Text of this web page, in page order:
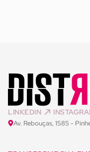
LINKEDIN
Av. Rebouças, 1585 -